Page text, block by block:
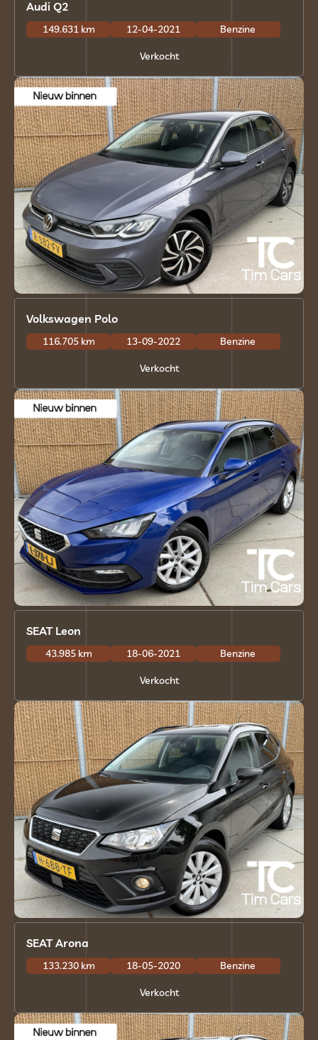
Audi Q2
149.631 km 12-04-2021 Benzine
Verkocht
Volkswagen Polo
116.705 km 13-09-2022 Benzine
Verkocht
SEAT Leon
43.985 km 18-06-2021 Benzine
Verkocht
SEAT Arona
133.230 km 18-05-2020 Benzine
Verkocht